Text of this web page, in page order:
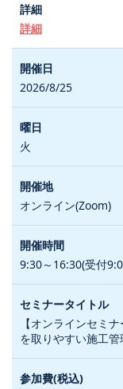
詳細
2026/8/25
火
オンライン(Zoom)
9:30～16:30(受付
【オンラインセミ
を取りやすい施工